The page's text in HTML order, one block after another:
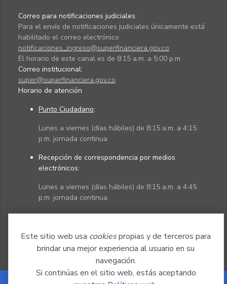
Este sitio web usa cookiespropias y de terceros para
brindar una mejor experiencia al usuario en su
navegación.
Si continúas en el sitio web, estás aceptando
Correo para notificaciones judiciales:
Para el envío de notificaciones judiciales únicamente está
habilitado el correo electrónico
notificaciones_ingreso@superfinanciera.gov.co
El horario de este canal es de 8:15 a.m. a 5:00 p.m.
Correo institucional:
super@superfinanciera.gov.co
Horario de atención
Punto Ciudadano:
Lunes a viernes (días hábiles) de 8:15 a.m. a 4:15
p.m. jornada continua
Recepción de correspondencia por medios
electrónicos:
Lunes a viernes (días hábiles) de 8:15 a.m. a 4:45
p.m. jornada continua